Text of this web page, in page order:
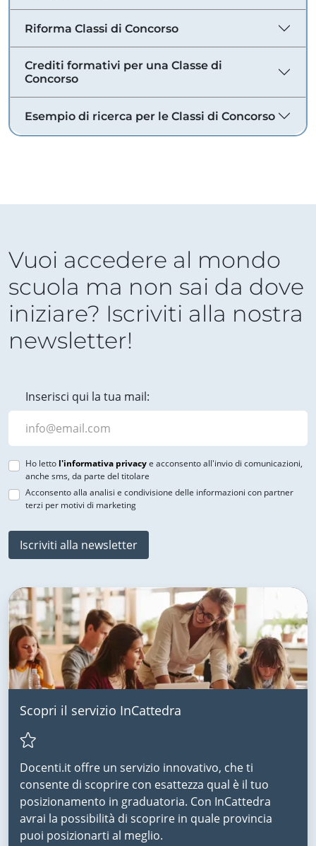
Riforma Classi di Concorso
Crediti formativi per una Classe di
Concorso
Esempio di ricerca per le Classi di Concorso
Vuoi accedere al mondo
scuola ma non sai da dove
iniziare? Iscriviti alla nostra
newsletter!
Inserisci qui la tua mail:
Ho letto l'informativa privacye acconsento all'invio di comunicazioni,
anche sms, da parte del titolare
Acconsento alla analisi e condivisione delle informazioni con partner
terzi per motivi di marketing
Iscriviti alla newsletter
Scopri il servizio InCattedra
Docenti.it offre un servizio innovativo, che ti
consente di scoprire con esattezza qual è il tuo
posizionamento in graduatoria. Con InCattedra
avrai la possibilità di scoprire in quale provincia
puoi posizionarti al meglio.